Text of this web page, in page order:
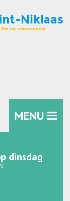
MENU
dinsdag